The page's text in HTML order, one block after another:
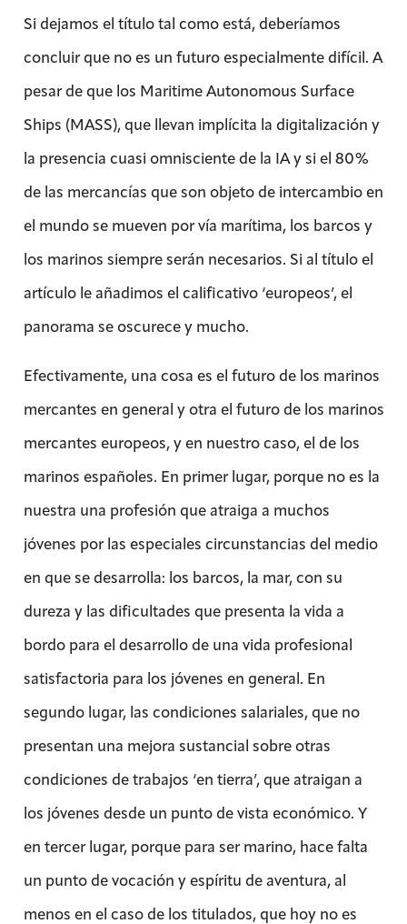
Si dejamos el título tal como está, deberíamos
concluir que no es un futuro especialmente difícil. A
pesar de que los Maritime Autonomous Surface
Ships (MASS), que llevan implícita la digitalización y
la presencia cuasi omnisciente de la IA y si el 80%
de las mercancías que son objeto de intercambio en
el mundo se mueven por vía marítima, los barcos y
los marinos siempre serán necesarios. Si al título el
artículo le añadimos el calificativo ‘europeos’, el
panorama se oscurece y mucho.
Efectivamente, una cosa es el futuro de los marinos
mercantes en general y otra el futuro de los marinos
mercantes europeos, y en nuestro caso, el de los
marinos españoles. En primer lugar, porque no es la
nuestra una profesión que atraiga a muchos
jóvenes por las especiales circunstancias del medio
en que se desarrolla: los barcos, la mar, con su
dureza y las dificultades que presenta la vida a
bordo para el desarrollo de una vida profesional
satisfactoria para los jóvenes en general. En
segundo lugar, las condiciones salariales, que no
presentan una mejora sustancial sobre otras
condiciones de trabajos ‘en tierra’, que atraigan a
los jóvenes desde un punto de vista económico. Y
en tercer lugar, porque para ser marino, hace falta
un punto de vocación y espíritu de aventura, al
menos en el caso de los titulados, que hoy no es